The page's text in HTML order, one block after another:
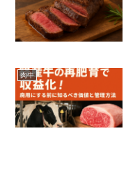
肉牛